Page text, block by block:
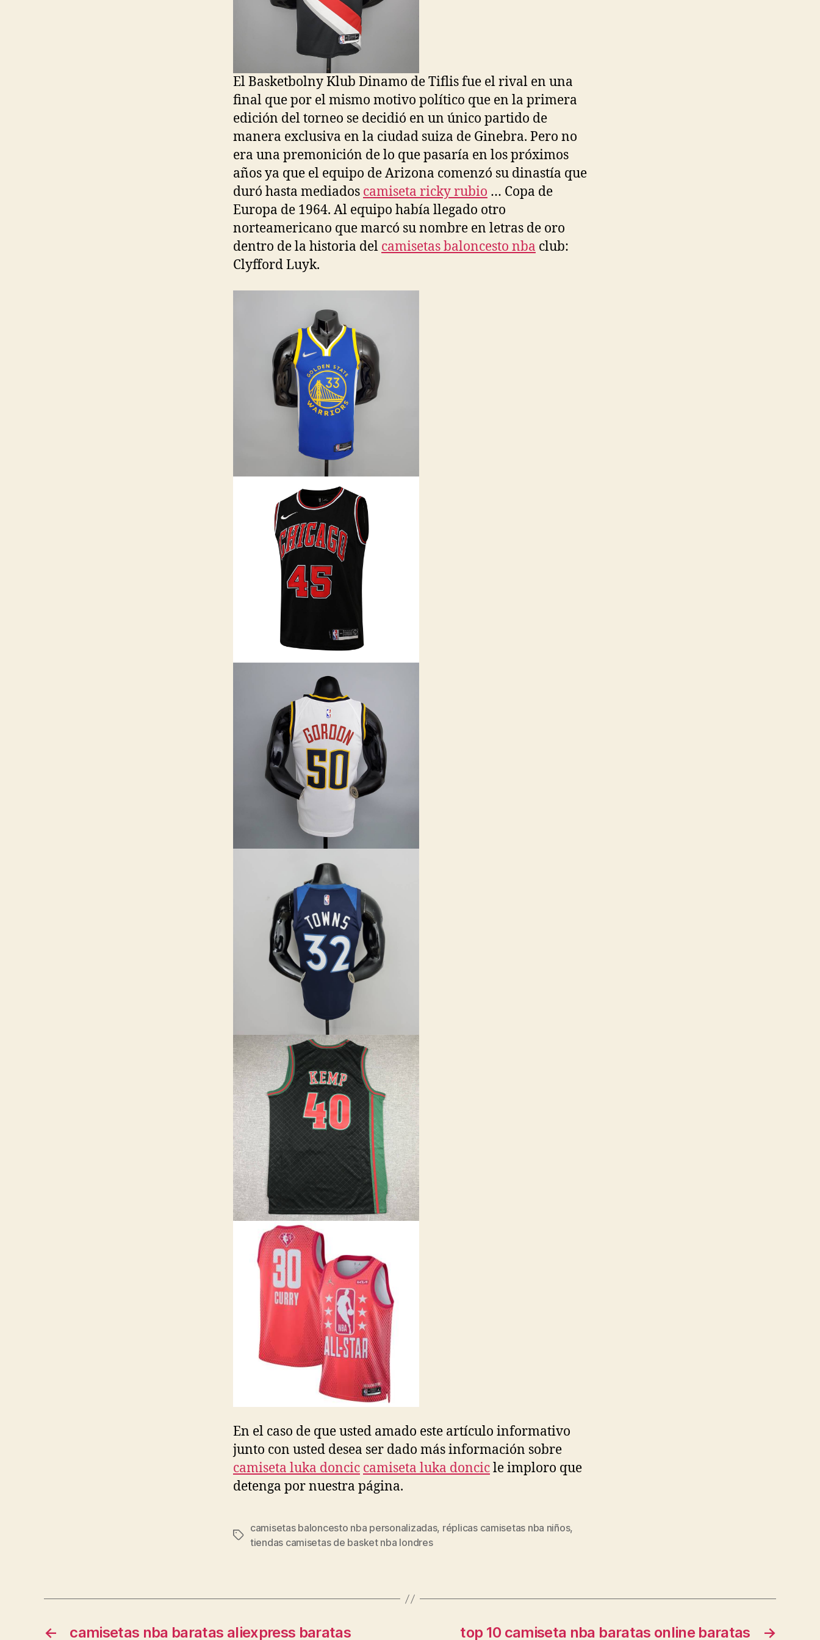
El Basketbolny Klub Dinamo de Tiflis fue el rival en una
final que por el mismo motivo político que en la primera
edición del torneo se decidió en un único partido de
manera exclusiva en la ciudad suiza de Ginebra. Pero no
era una premonición de lo que pasaría en los próximos
años ya que el equipo de Arizona comenzó su dinastía que
duró hasta mediados camiseta ricky rubio … Copa de
Europa de 1964. Al equipo había llegado otro
norteamericano que marcó su nombre en letras de oro
dentro de la historia del camisetas baloncesto nba club:
Clyfford Luyk.
En el caso de que usted amado este artículo informativo
junto con usted desea ser dado más información sobre
camiseta luka doncic camiseta luka doncicle imploro que
detenga por nuestra página.
Etiquetas
camisetas baloncesto nba personalizadas, réplicas camisetas nba niños,
tiendas camisetas de basket nba londres
← camisetas nba baratas aliexpress baratas →
top 10 camiseta nba baratas online baratas